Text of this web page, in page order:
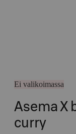
Ei valikoimassa
Asema X
curry